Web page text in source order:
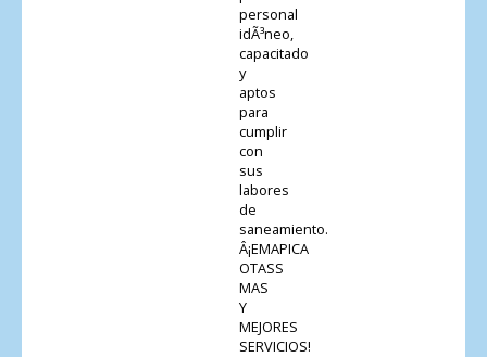
personal
idÃ³neo,
capacitado
y
aptos
para
cumplir
con
sus
labores
de
saneamiento.
Â¡EMAPICA
OTASS
MAS
Y
MEJORES
SERVICIOS!